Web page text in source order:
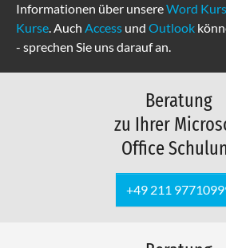
Informationen über unsereWord
Kurse. Auch Access und Outlook
- sprechen Sie uns darauf an.
Beratung
zu Ihrer
Office
+49 211